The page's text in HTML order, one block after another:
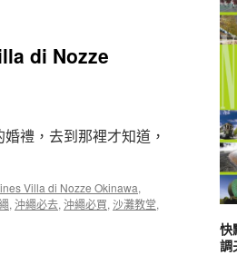
di Nozze
禮，去到那裡才知道，
Villa di Nozze Okinawa,
, 沖繩必去, 沖繩必買, 沙灘教堂,
快
調